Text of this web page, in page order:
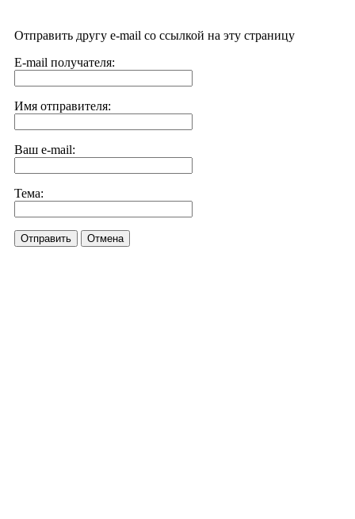
Отправить другу e-mail со ссылкой на эту страницу
E-mail получателя:
Имя отправителя:
Ваш e-mail:
Тема:
Отправить Отмена